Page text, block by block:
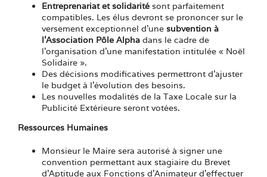
Entreprenariat et solidarité sont parfaitement
compatibles. Les élus devront se prononcer sur le
versement exceptionnel d’une subvention à
l’Association Pôle Alpha dans le cadre de
l’organisation d’une manifestation intitulée « Noël
Solidaire ».
Des décisions modificatives permettront d’ajuster
le budget à l’évolution des besoins.
Les nouvelles modalités de la Taxe Locale sur la
Publicité Extérieure seront votées.
Ressources Humaines
Monsieur le Maire sera autorisé à signer une
convention permettant aux stagiaire du Brevet
d’Aptitude aux Fonctions d’Animateur d’effectuer